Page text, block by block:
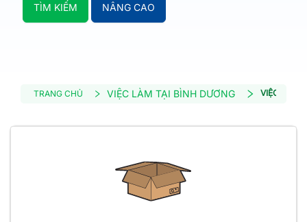
TÌM KIẾM NÂNG CAO
TRANG CHỦ VIỆC LÀM TẠI BÌNH DƯƠNG VIỆC LÀM